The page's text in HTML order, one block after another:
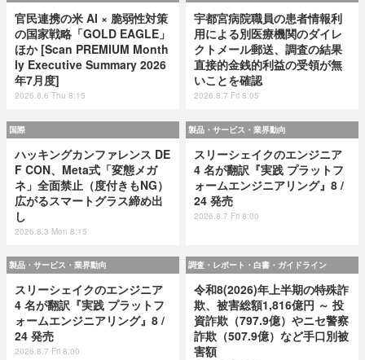
官民連携の米 AI × 脆弱性対策
の国家戦略「GOLD EAGLE」
ほか [Scan PREMIUM Month
ly Executive Summary 2026
年7月度]
2026.8.6 Thu 8:15
宇都宮病院職員の患者情報利
用による別医療機関のダイレ
クトメール郵送、調査の結果
直接的金銭的利益の受領が無
いことを確認
2026.8.7 Fri 8:05
国際
ハッキングカンファレンス DE
F CON、Meta式「変態メガ
ネ」全面禁止（度付きもNG）
広がるスマートグラス締め出
し
2026.8.3 Mon 8:15
製品・サービス・業界動向
スリーシェイクのエンジニア
4 名が翻訳『実践 プラットフ
ォームエンジニアリング』8 /
24 発売
2026.8.7 Fri 8:00
製品・サービス・業界動向
スリーシェイクのエンジニア
4 名が翻訳『実践 プラットフ
ォームエンジニアリング』8 /
24 発売
2026.8.7 Fri 8:00
調査・レポート・白書・ガイドライン
令和8(2026)年上半期の特殊詐
欺、被害総額1,816億円 ～ 投
資詐欺（797.9億）やニセ警察
詐欺（507.9億）など手口別被
害額